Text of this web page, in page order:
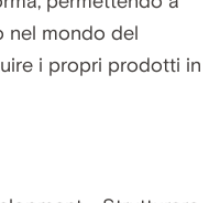
nel mondo del
i propri prodotti in